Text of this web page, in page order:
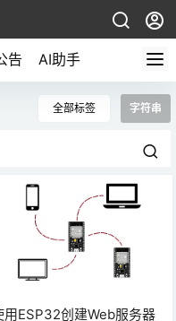
告 AI助手
全部标签 字符串
用ESP32创建Web服务器